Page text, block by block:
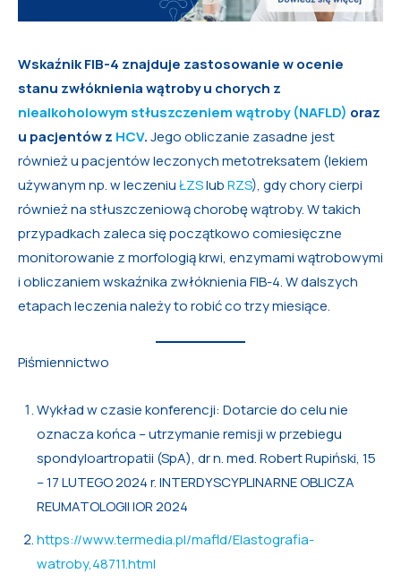
Wskaźnik FIB-4 znajduje zastosowanie w ocenie
stanu zwłóknienia wątroby u chorych z
niealkoholowym stłuszczeniem wątroby (NAFLD) oraz
u pacjentów z HCV.Jego obliczanie zasadne jest
również u pacjentów leczonych metotreksatem (lekiem
używanym np. w leczeniuŁZSlubRZS), gdy chory cierpi
również na stłuszczeniową chorobę wątroby. W takich
przypadkach zaleca się początkowo comiesięczne
monitorowanie z morfologią krwi, enzymami wątrobowymi
i obliczaniem wskaźnika zwłóknienia FIB-4. W dalszych
etapach leczenia należy to robić co trzy miesiące.
Piśmiennictwo
Wykład w czasie konferencji: Dotarcie do celu nie
oznacza końca – utrzymanie remisji w przebiegu
spondyloartropatii (SpA), dr n. med. Robert Rupiński, 15
– 17 LUTEGO 2024 r. INTERDYSCYPLINARNE OBLICZA
REUMATOLOGII IOR 2024
https://www.termedia.pl/mafld/Elastografia-
watroby,48711.html